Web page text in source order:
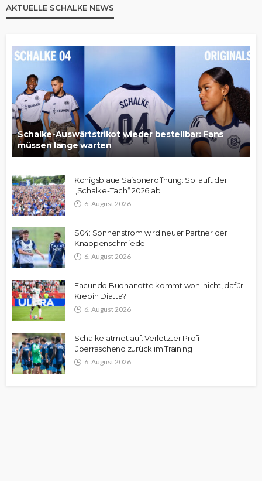
AKTUELLE SCHALKE NEWS
Schalke-Auswärtstrikot wieder bestellbar: Fans
müssen lange warten
Königsblaue Saisoneröffnung: So läuft der
„Schalke-Tach“ 2026 ab
6. August 2026
S04: Sonnenstrom wird neuer Partner der
Knappenschmiede
6. August 2026
Facundo Buonanotte kommt wohl nicht, dafür
Krepin Diatta?
6. August 2026
Schalke atmet auf: Verletzter Profi
überraschend zurück im Training
6. August 2026